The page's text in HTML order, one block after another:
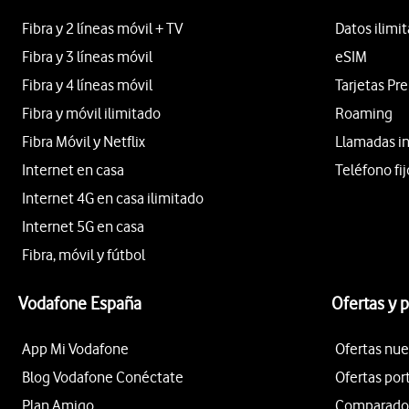
Fibra y 2 líneas móvil + TV
Fibra y 3 líneas móvil
Fibra y 4 líneas móvil
Fibra y móvil ilimitado
Fibra Móvil y Netflix
Internet en casa
Internet 4G en casa ilimitado
Internet 5G en casa
Fibra, móvil y fútbol
Datos
eSIM
Tarjetas
Roaming
Llamadas
Teléfono
Vodafone España
App Mi Vodafone
Blog Vodafone Conéctate
Plan Amigo
Ofertas y
Ofertas
Ofertas